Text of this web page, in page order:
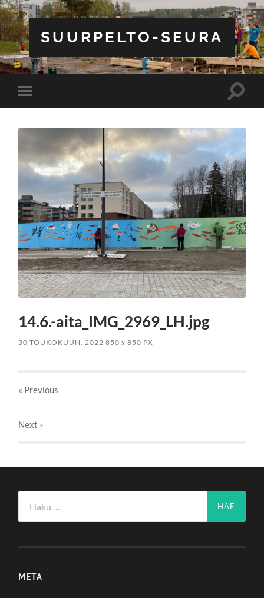
SUURPELTO-SEURA
Toggle
mobile
Toggle
14.6.-aita_IMG_2969_LH.jpg
30 TOUKOKUUN, 2022 850x 850 PX
« Previous
Next »
META